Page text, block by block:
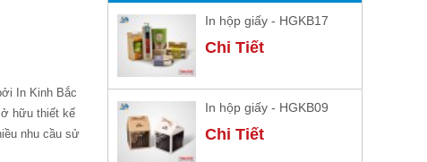
In Kinh Bắc
hữu thiết kế
nhu cầu sử
In hộp giấy - HGKB17
Chi Tiết
In hộp giấy - HGKB09
Chi Tiết